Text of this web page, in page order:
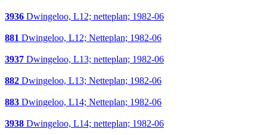
3936 Dwingeloo, L12; netteplan; 1982-06
881 Dwingeloo, L12; Netteplan; 1982-06
3937 Dwingeloo, L13; netteplan; 1982-06
882 Dwingeloo, L13; Netteplan; 1982-06
883 Dwingeloo, L14; Netteplan; 1982-06
3938 Dwingeloo, L14; netteplan; 1982-06